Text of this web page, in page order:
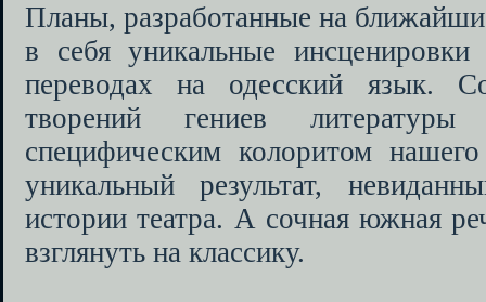
Планы, разработанные на
в себя уникальные
переводах на одесский язык.
творений гениев
специфическим колоритом
уникальный результат,
истории театра. А сочная южная
взглянуть на классику.